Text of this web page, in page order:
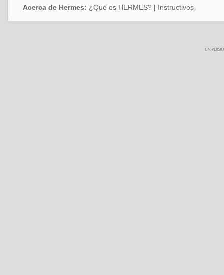
Acerca de Hermes: ¿Qué es HERMES? | Instructivos